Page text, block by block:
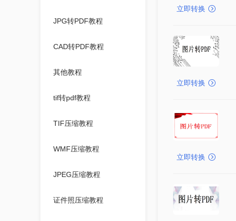
JPG转PDF教程
CAD转PDF教程
其他教程
tif转pdf教程
TIF压缩教程
WMF压缩教程
JPEG压缩教程
证件照压缩教程
立即转换
立即转换
立即转换